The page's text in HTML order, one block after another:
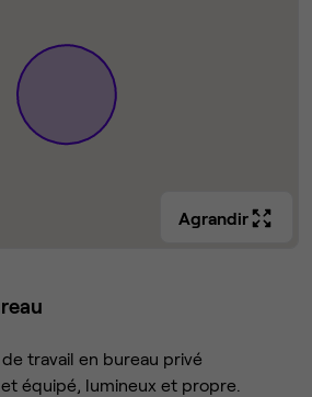
Agrandir
travail en bureau privé
équipé, lumineux et propre.